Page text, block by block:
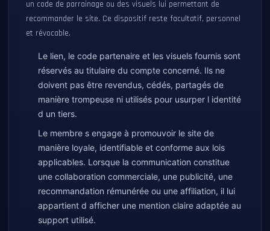
un code de parrainage ou des visuels lui permettant de
recommander le site. Ce dispositif reste facultatif, personnel
et révocable.
Le lien, le code partenaire et les visuels fournis sont
réservés au titulaire du compte concerné. Ils ne
doivent pas être revendus, cédés, partagés de
manière trompeuse ni utilisés pour usurper l identité
d un tiers.
Le membre s engage à promouvoir le site de
manière loyale, identifiable et conforme aux lois
applicables. Lorsque la communication constitue
une collaboration commerciale, une publicité, une
recommandation rémunérée ou une affiliation, il lui
appartient d afficher une mention claire adaptée au
support utilisé.